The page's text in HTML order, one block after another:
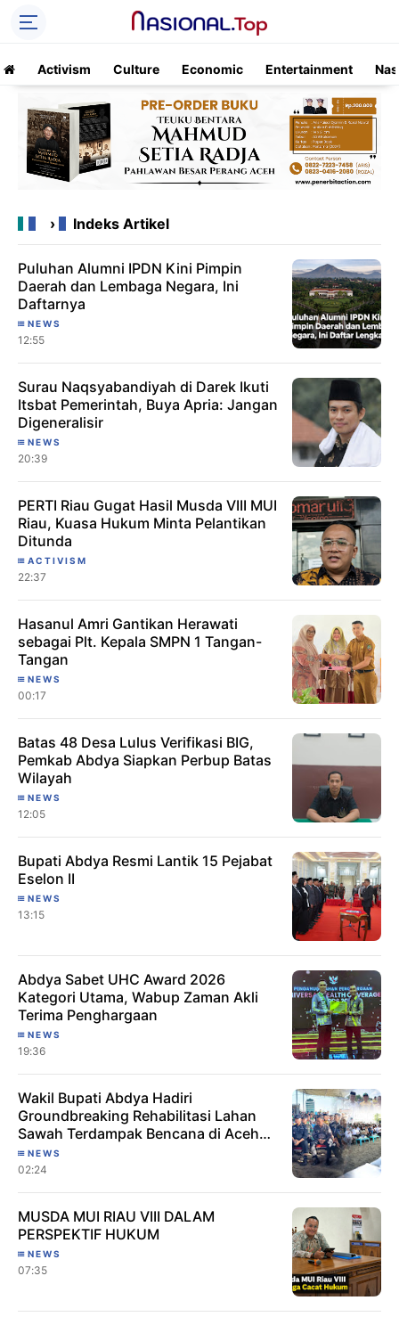
Activism Culture Economic Entertainment
› Indeks Artikel
Puluhan Alumni IPDN Kini Pimpin
Daerah dan Lembaga Negara, Ini
Daftarnya
NEWS
12:55
Surau Naqsyabandiyah di Darek Ikuti
Itsbat Pemerintah, Buya Apria: Jangan
Digeneralisir
NEWS
20:39
PERTI Riau Gugat Hasil Musda VIII MUI
Riau, Kuasa Hukum Minta Pelantikan
Ditunda
ACTIVISM
22:37
Hasanul Amri Gantikan Herawati
sebagai Plt. Kepala SMPN 1 Tangan-
Tangan
NEWS
00:17
Batas 48 Desa Lulus Verifikasi BIG,
Pemkab Abdya Siapkan Perbup Batas
Wilayah
NEWS
12:05
Bupati Abdya Resmi Lantik 15 Pejabat
Eselon II
NEWS
13:15
Abdya Sabet UHC Award 2026
Kategori Utama, Wabup Zaman Akli
Terima Penghargaan
NEWS
19:36
Wakil Bupati Abdya Hadiri
Groundbreaking Rehabilitasi Lahan
Sawah Terdampak Bencana di Aceh
Utara
NEWS
02:24
MUSDA MUI RIAU VIII DALAM
PERSPEKTIF HUKUM
NEWS
07:35